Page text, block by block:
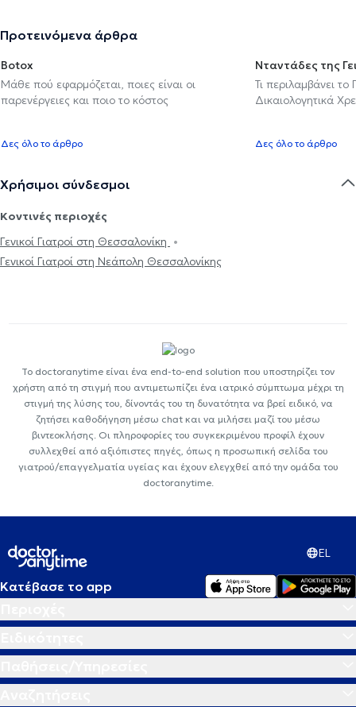
Προτεινόμενα άρθρα
Botox
Μάθε πού εφαρμόζεται, ποιες είναι οι
παρενέργειες και ποιο το κόστος
Δες όλο το άρθρο
Νταντάδες της
Τι περιλαμβάνει
Δικαιολογητικά
Δες όλο το άρθρο
Χρήσιμοι σύνδεσμοι
Κοντινές περιοχές
Γενικοί Γιατροί στη Θεσσαλονίκη
Γενικοί Γιατροί στη Νεάπολη Θεσσαλονίκης
Το doctoranytime είναι ένα end-to-end solution που υποστηρίζει τον
χρήστη από τη στιγμή που αντιμετωπίζει ένα ιατρικό σύμπτωμα μέχρι τη
στιγμή της λύσης του, δίνοντάς του τη δυνατότητα να βρεί ειδικό, να
ζητήσει καθοδήγηση μέσω chat και να μιλήσει μαζί του μέσω
βιντεοκλήσης. Οι πληροφορίες του συγκεκριμένου προφίλ έχουν
συλλεχθεί από αξιόπιστες πηγές, όπως η προσωπική σελίδα του
γιατρού/επαγγελματία υγείας και έχουν ελεγχθεί από την ομάδα του
doctoranytime.
EL
Κατέβασε το app